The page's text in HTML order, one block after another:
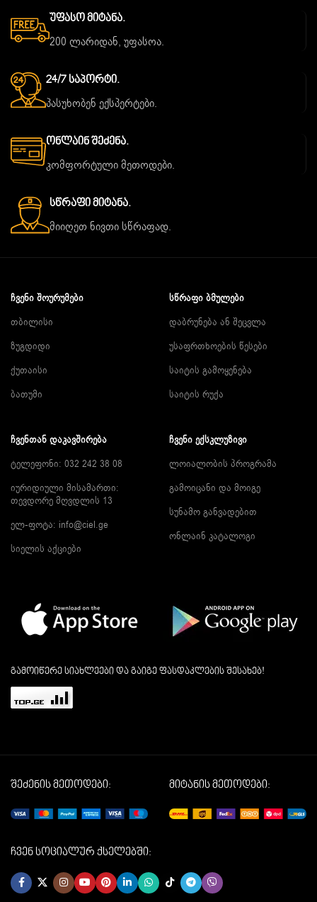
Უფასო Მიტანა.
200 ლარიდან, უფასოა.
24/7 Საპორტი.
პასუხობენ ექსპერტები.
Ონლაინ Შეძენა.
კომფორტული მეთოდები.
Სწრაფი Მიტანა.
მიიღეთ ნივთი სწრაფად.
ᲩᲕᲔᲜᲘ ᲨᲝᲣᲠᲣᲛᲔᲑᲘ
თბილისი
ზუგდიდი
ქუთაისი
ბათუმი
ᲡᲬᲠᲐᲤᲘ ᲑᲛᲣᲚᲔᲑᲘ
დაბრუნება ან შეცვლა
უსაფრთხოების წესები
საიტის გამოყენება
საიტის რუქა
ᲩᲕᲔᲜᲗᲐᲜ ᲓᲐᲙᲐᲕᲨᲘᲠᲔᲑᲐ
ტელეფონი: 032 242 38 08
იურიდიული მისამართი:
თევდორე მღვდლის 13
ელ-ფოტა: info@ciel.ge
სიელის აქციები
ᲩᲕᲔᲜᲘ ᲔᲥᲡᲙᲚᲣᲖᲘᲕᲘ
ლოიალობის პროგრამა
გამოიცანი და მოიგე
სუნამო განვადებით
ონლაინ კატალოგი
გამოიწერე სიახლეები და გაიგე ფასდაკლების შესახებ!
შეძენის მეთოდები: მიტანის მეთოდები:
ჩვენ სოციალურ ქსელებში: